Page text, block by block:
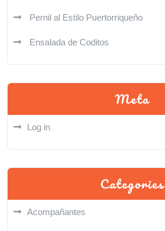
Pernil al Estilo Puertorriqueño
Ensalada de Coditos
Meta
Log in
Categories
Acompañantes